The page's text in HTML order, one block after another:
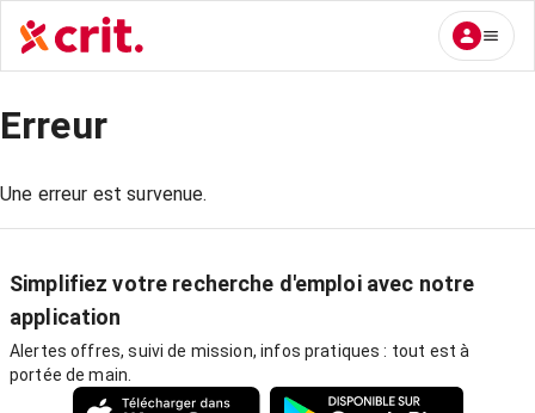
Erreur
Une erreur est survenue.
Simplifiez votre recherche d'emploi avec notre
application
Alertes offres, suivi de mission, infos pratiques : tout est à
portée de main.